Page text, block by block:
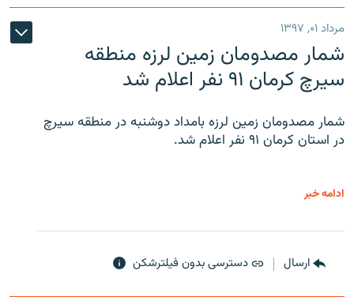
مرداد ۰۱, ۱۳۹۷
شمار مصدومان زمین لرزه منطقه
سیرچ کرمان ۹۱ نفر اعلام شد
شمار مصدومان زمین لرزه بامداد دوشنبه در منطقه سیرچ
در استان کرمان ۹۱ نفر اعلام شد.
ادامه خبر
ارسال دسترسی بدون فیلترشکن